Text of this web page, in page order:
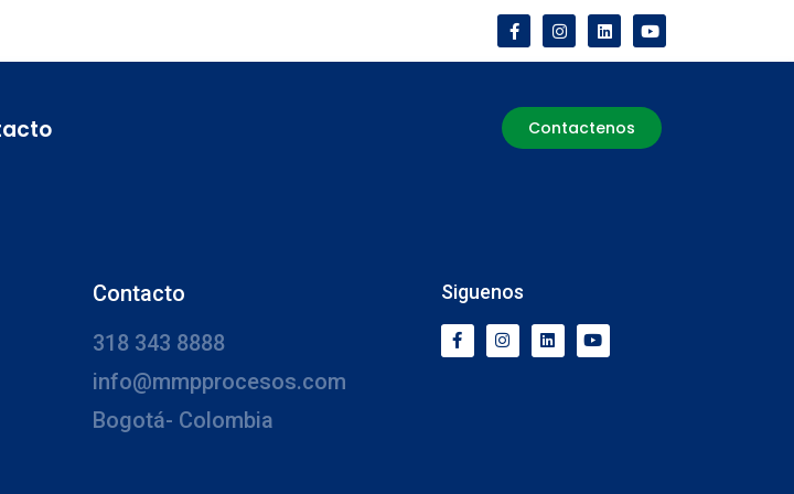
Contactenos
Contacto
318 343 8888
info@mmpprocesos.com
Bogotá- Colombia
Siguenos